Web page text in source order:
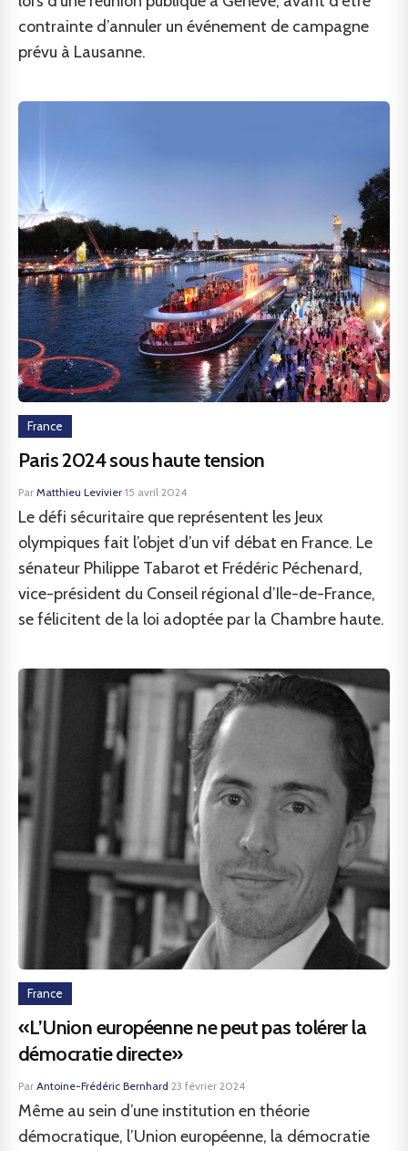
contrainte d’annuler un événement de campagne
prévu à Lausanne.
France
Paris 2024 sous haute tension
Par Matthieu Levivier·15 avril 2024
Le défi sécuritaire que représentent les Jeux
olympiques fait l’objet d’un vif débat en France. Le
sénateur Philippe Tabarot et Frédéric Péchenard,
vice-président du Conseil régional d’Ile-de-France,
se félicitent de la loi adoptée par la Chambre haute.
France
«L’Union européenne ne peut pas tolérer la
démocratie directe»
Par Antoine-Frédéric Bernhard·23 février 2024
Même au sein d’une institution en théorie
démocratique, l’Union européenne, la démocratie